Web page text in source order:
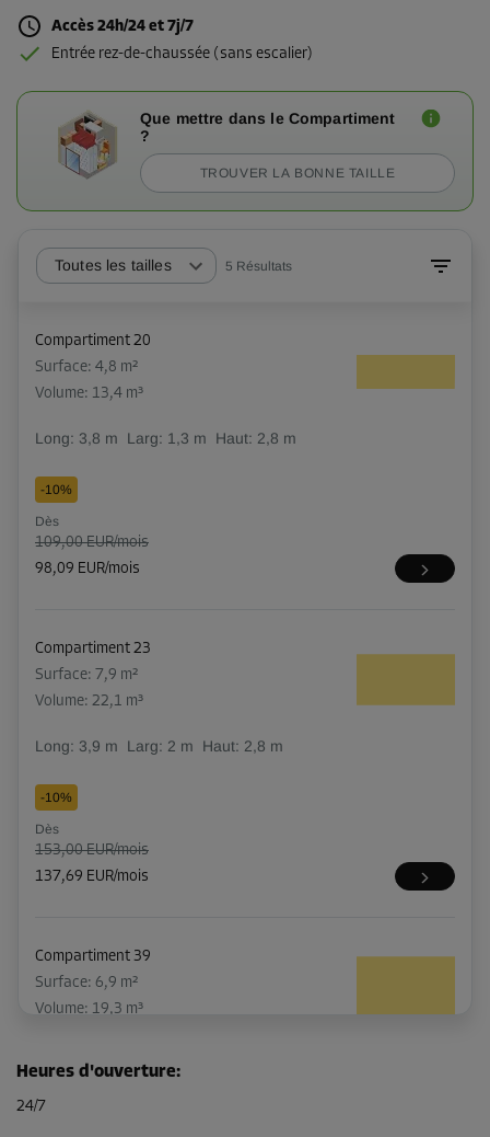
Accès 24h/24 et 7j/7
Entrée rez-de-chaussée (sans escalier)
Que mettre dans le Compartiment
?
TROUVER LA BONNE TAILLE
Toutes les tailles 5 Résultats
Compartiment 20
Surface: 4,8 m²
Volume: 13,4 m³
Long: 3,8 m Larg: 1,3 m Haut: 2,8 m
-10%
Dès
109,00 EUR/mois
98,09 EUR/mois
Compartiment 23
Surface: 7,9 m²
Volume: 22,1 m³
Long: 3,9 m Larg: 2 m Haut: 2,8 m
-10%
Dès
153,00 EUR/mois
137,69 EUR/mois
Compartiment 39
Surface: 6,9 m²
Volume: 19,3 m³
-15%
Heures d'ouverture:
24/7